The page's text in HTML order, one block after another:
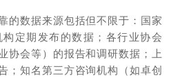
的数据来源包括但不限于：国家
定期发布的数据；各行业协会
协会等）的报告和调研数据；上
；知名第三方咨询机构（如卓创